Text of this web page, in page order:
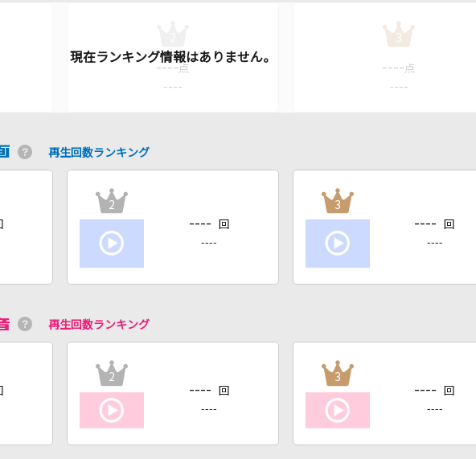
---- 点
----
3
---- 点
----
再生回数ランキング
2
---- 回
----
3
---- 回
----
再生回数ランキング
2
---- 回
----
3
---- 回
----